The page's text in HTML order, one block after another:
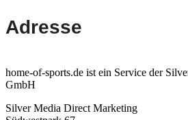
Adresse
home-of-sports.de ist ein Service der
GmbH
Silver Media Direct Marketing